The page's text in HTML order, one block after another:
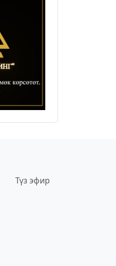
Түз эфир